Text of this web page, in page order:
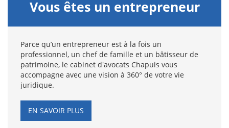
Vous êtes un entrepreneur
Parce qu’un entrepreneur est à la fois un
professionnel, un chef de famille et un bâtisseur de
patrimoine, le cabinet d'avocats Chapuis vous
accompagne avec une vision à 360° de votre vie
juridique.
EN SAVOIR PLUS